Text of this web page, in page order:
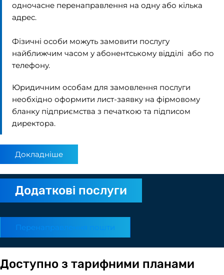
одночасне перенаправлення на одну або кілька
адрес.
Фізичні особи можуть замовити послугу
найближчим часом у абонентському відділі або по
телефону.
Юридичним особам для замовлення послуги
необхідно оформити лист-заявку на фірмовому
бланку підприємства з печаткою та підписом
директора.
Докладніше
Додаткові послуги
Перенаправлення пошти
Доступно з тарифними планами